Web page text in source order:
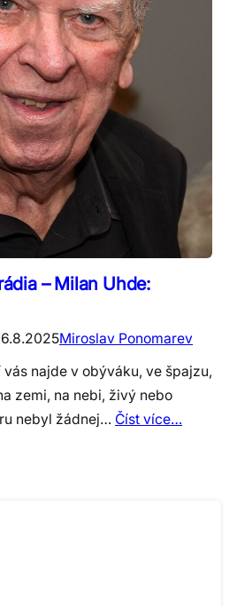
– Milan Uhde:
Miroslav Ponomarev
vás najde v obýváku, ve špajzu,
zemi, na nebi, živý nebo
nebyl žádnej… Číst více…